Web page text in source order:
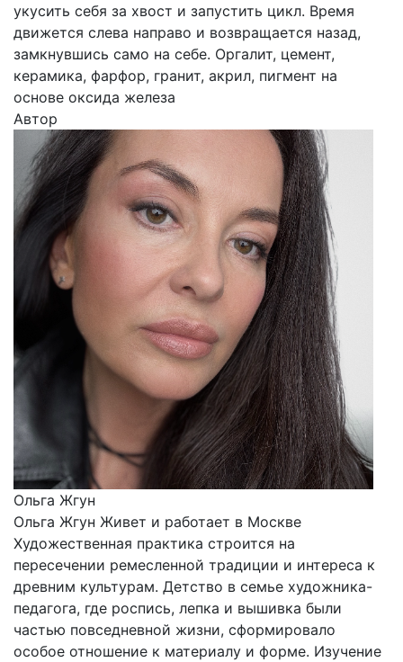
укусить себя за хвост и запустить цикл. Время
движется слева направо и возвращается назад,
замкнувшись само на себе. Оргалит, цемент,
керамика, фарфор, гранит, акрил, пигмент на
основе оксида железа
Автор
Ольга Жгун
Ольга Жгун Живет и работает в Москве
Художественная практика строится на
пересечении ремесленной традиции и интереса к
древним культурам. Детство в семье художника-
педагога, где роспись, лепка и вышивка были
частью повседневной жизни, сформировало
особое отношение к материалу и форме. Изучение